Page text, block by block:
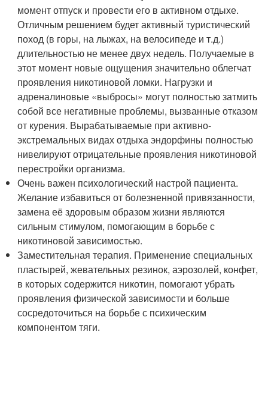
момент отпуск и провести его в активном отдыхе.
Отличным решением будет активный туристический
поход (в горы, на лыжах, на велосипеде и т.д.)
длительностью не менее двух недель. Получаемые в
этот момент новые ощущения значительно облегчат
проявления никотиновой ломки. Нагрузки и
адреналиновые «выбросы» могут полностью затмить
собой все негативные проблемы, вызванные отказом
от курения. Вырабатываемые при активно-
экстремальных видах отдыха эндорфины полностью
нивелируют отрицательные проявления никотиновой
перестройки организма.
Очень важен психологический настрой пациента.
Желание избавиться от болезненной привязанности,
замена её здоровым образом жизни являются
сильным стимулом, помогающим в борьбе с
никотиновой зависимостью.
Заместительная терапия. Применение специальных
пластырей, жевательных резинок, аэрозолей, конфет,
в которых содержится никотин, помогают убрать
проявления физической зависимости и больше
сосредоточиться на борьбе с психическим
компонентом тяги.